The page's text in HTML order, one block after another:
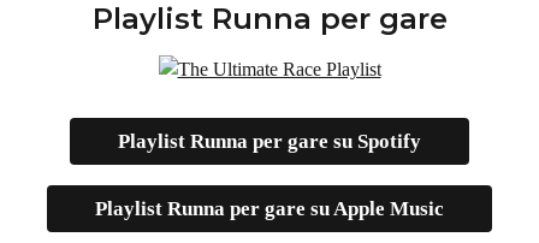
Playlist Runna per gare
Playlist Runna per gare su Spotify
Playlist Runna per gare su Apple Music